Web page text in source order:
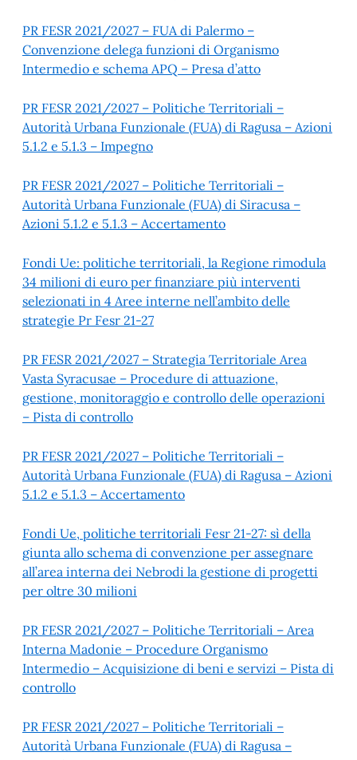
PR FESR 2021/2027 – FUA di Palermo –
Convenzione delega funzioni di Organismo
Intermedio e schema APQ – Presa d’atto
PR FESR 2021/2027 – Politiche Territoriali –
Autorità Urbana Funzionale (FUA) di Ragusa – Azioni
5.1.2 e 5.1.3 – Impegno
PR FESR 2021/2027 – Politiche Territoriali –
Autorità Urbana Funzionale (FUA) di Siracusa –
Azioni 5.1.2 e 5.1.3 – Accertamento
Fondi Ue: politiche territoriali, la Regione rimodula
34 milioni di euro per finanziare più interventi
selezionati in 4 Aree interne nell’ambito delle
strategie Pr Fesr 21-27
PR FESR 2021/2027 – Strategia Territoriale Area
Vasta Syracusae – Procedure di attuazione,
gestione, monitoraggio e controllo delle operazioni
– Pista di controllo
PR FESR 2021/2027 – Politiche Territoriali –
Autorità Urbana Funzionale (FUA) di Ragusa – Azioni
5.1.2 e 5.1.3 – Accertamento
Fondi Ue, politiche territoriali Fesr 21-27: sì della
giunta allo schema di convenzione per assegnare
all’area interna dei Nebrodi la gestione di progetti
per oltre 30 milioni
PR FESR 2021/2027 – Politiche Territoriali – Area
Interna Madonie – Procedure Organismo
Intermedio – Acquisizione di beni e servizi – Pista di
controllo
PR FESR 2021/2027 – Politiche Territoriali –
Autorità Urbana Funzionale (FUA) di Ragusa –